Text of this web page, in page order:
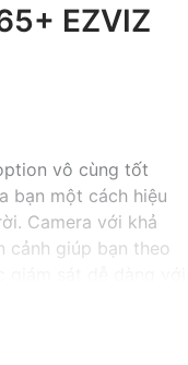
EZVIZ
vô cùng tốt
bạn một cách hiệu
Camera với khả
cảnh giúp bạn theo
thể hiện rõ ràng.
nước và chống